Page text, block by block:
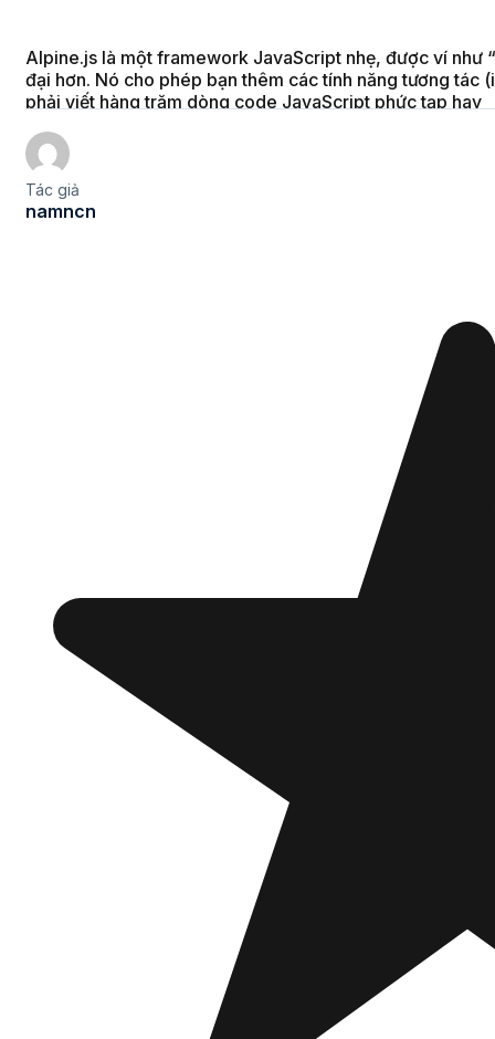
Alpine.js là một framework JavaScript nhẹ, được ví như
đại hơn. Nó cho phép bạn thêm các tính năng tương
phải viết hàng trăm dòng code JavaScript phức tạp hay
Tác giả
namncn